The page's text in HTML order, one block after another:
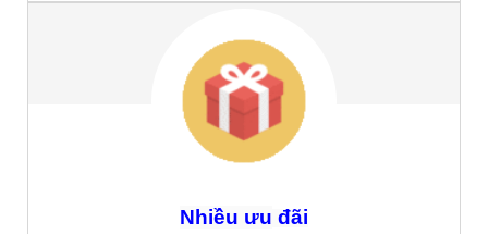
Nhiều ưu đãi